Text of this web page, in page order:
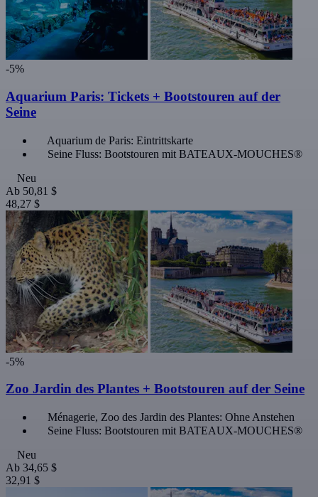
-5%
Aquarium Paris: Tickets + Bootstouren auf der
Seine
Aquarium de Paris: Eintrittskarte
Seine Fluss: Bootstouren mit BATEAUX-MOUCHES®
Neu
Ab 50,81 $
48,27 $
-5%
Zoo Jardin des Plantes + Bootstouren auf der Seine
Ménagerie, Zoo des Jardin des Plantes: Ohne Anstehen
Seine Fluss: Bootstouren mit BATEAUX-MOUCHES®
Neu
Ab 34,65 $
32,91 $